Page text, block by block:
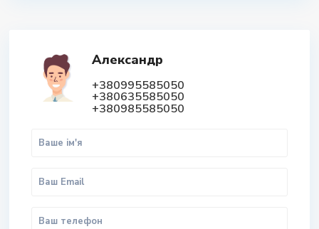
Александр
+380995585050
+380635585050
+380985585050